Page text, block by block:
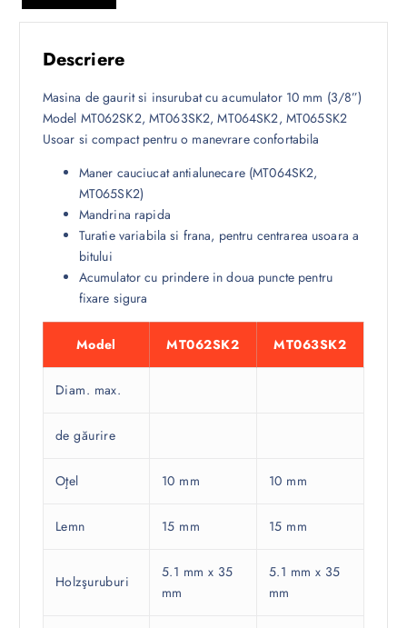
Descriere
Masina de gaurit si insurubat cu acumulator 10 mm (3/8”)
Model MT062SK2, MT063SK2, MT064SK2, MT065SK2
Usoar si compact pentru o manevrare confortabila
Maner cauciucat antialunecare (MT064SK2,
MT065SK2)
Mandrina rapida
Turatie variabila si frana, pentru centrarea usoara a
bitului
Acumulator cu prindere in doua puncte pentru
fixare sigura
Model MT062SK2 MT063SK2
Diam. max.
de găurire
Oţel 10 mm 10 mm
Lemn 15 mm 15 mm
Holzşuruburi
5.1 mm x 35
mm
5.1 mm x 35
mm